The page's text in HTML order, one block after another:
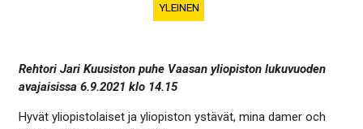
YLEINEN
Rehtori Jari Kuusiston puhe Vaasan yliopiston lukuvuoden
avajaisissa 6.9.2021 klo 14.15
Hyvät yliopistolaiset ja yliopiston ystävät, mina damer och